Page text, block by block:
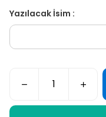
Yazılacak İsim :